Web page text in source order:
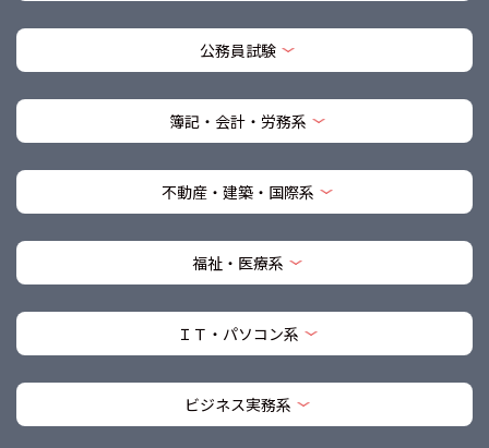
公務員試験
簿記・会計・労務系
不動産・建築・国際系
福祉・医療系
ＩＴ・パソコン系
ビジネス実務系